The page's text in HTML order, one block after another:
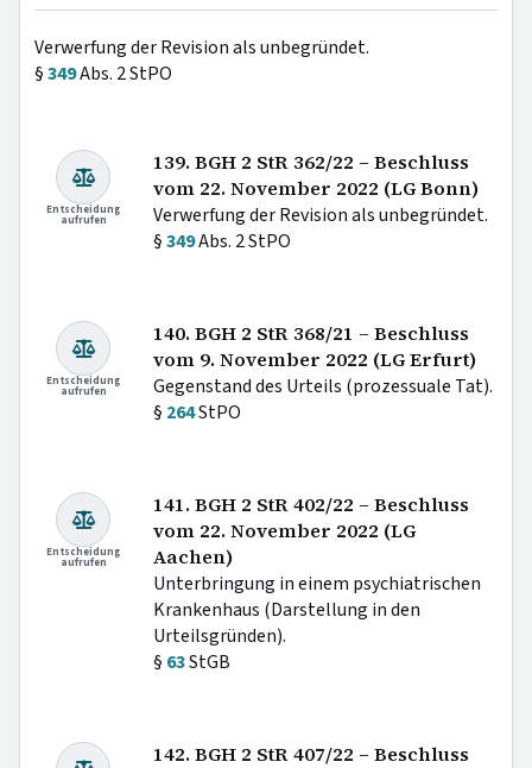
Verwerfung der Revision als unbegründet.
§349Abs. 2 StPO
Entscheidung
aufrufen
139. BGH 2 StR 362/22 – Beschluss
vom 22. November 2022 (LG Bonn)
Verwerfung der Revision als unbegründet.
§349Abs. 2 StPO
Entscheidung
aufrufen
140. BGH 2 StR 368/21 – Beschluss
vom 9. November 2022 (LG Erfurt)
Gegenstand des Urteils (prozessuale Tat).
§ 264StPO
Entscheidung
aufrufen
141. BGH 2 StR 402/22 – Beschluss
vom 22. November 2022 (LG
Aachen)
Unterbringung in einem psychiatrischen
Krankenhaus (Darstellung in den
Urteilsgründen).
§ 63StGB
142. BGH 2 StR 407/22 – Beschluss